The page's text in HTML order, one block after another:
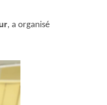
, a organisé